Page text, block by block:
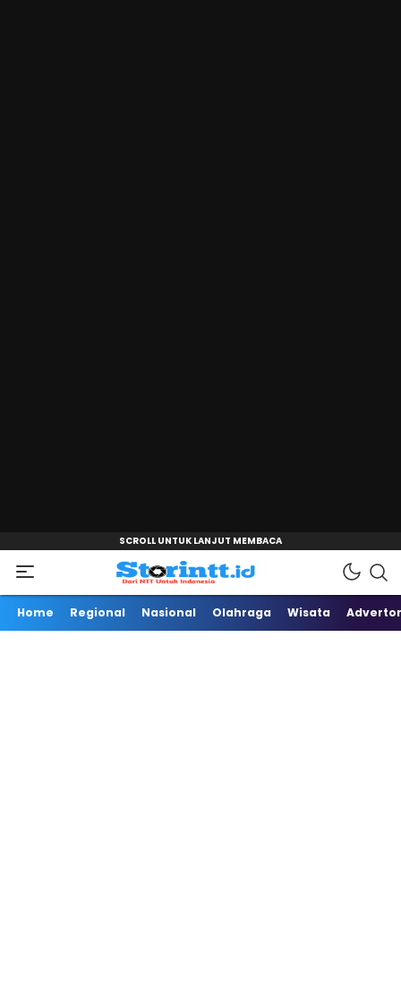
"
Storintt
Dari NTT Untuk Indonesia
Home Regional Nasional Olahraga Wisata